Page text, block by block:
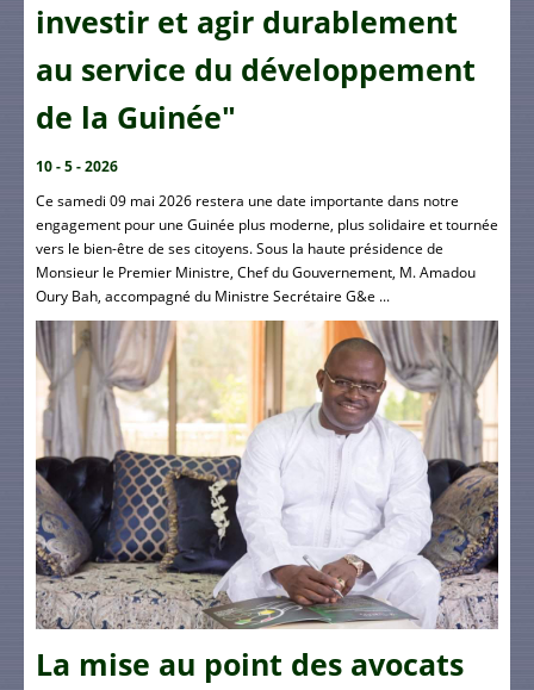
investir et agir durablement
au service du développement
de la Guinée"
10 - 5 - 2026
Ce samedi 09 mai 2026 restera une date importante dans notre
engagement pour une Guinée plus moderne, plus solidaire et tournée
vers le bien-être de ses citoyens. Sous la haute présidence de
Monsieur le Premier Ministre, Chef du Gouvernement, M. Amadou
Oury Bah, accompagné du Ministre Secrétaire G&e ...
La mise au point des avocats